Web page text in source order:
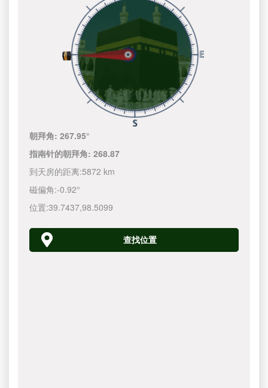
朝拜角:267.95°
指南针的朝拜角:268.87
到天房的距离:5872 km
磁偏角:-0.92°
位置:39.7437,98.5099
查找位置